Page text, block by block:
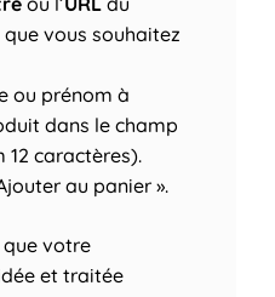
vous souhaitez
ou prénom à
dans le champ
12 caractères).
au panier ».
que votre
et traitée